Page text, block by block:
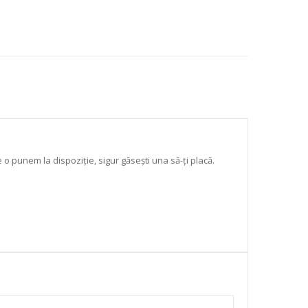
punem la dispoziție, sigur găsești una să-ți placă.